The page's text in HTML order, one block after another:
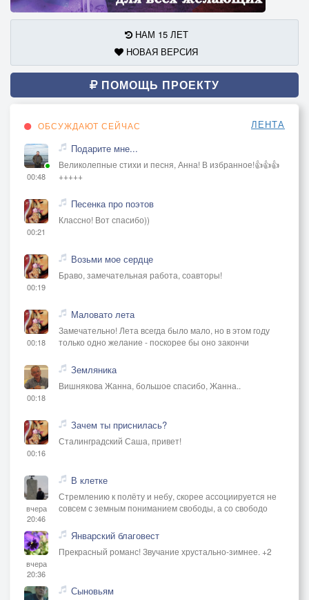
НАМ 15 ЛЕТ
НОВАЯ ВЕРСИЯ
ПОМОЩЬ ПРОЕКТУ
ОБСУЖДАЮТ СЕЙЧАС ЛЕНТА
00:48
Подарите мне...
Великолепные стихи и песня, Анна! В избранное!👍👍👍
+++++
00:21
Песенка про поэтов
Классно! Вот спасибо))
00:19
Возьми мое сердце
Браво, замечательная работа, соавторы!
00:18
Маловато лета
Замечательно! Лета всегда было мало, но в этом году
только одно желание - поскорее бы оно закончи
00:18
Земляника
Вишнякова Жанна, большое спасибо, Жанна..
00:16
Зачем ты приснилась?
Сталинградский Саша, привет!
вчера
20:46
В клетке
Стремлению к полёту и небу, скорее ассоциируется не
совсем с земным пониманием свободы, а со свободо
вчера
20:36
Январский благовест
Прекрасный романс! Звучание хрустально-зимнее. +2
Сыновьям